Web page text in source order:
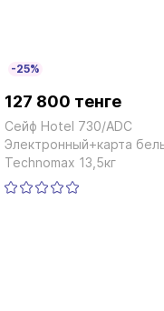
-25%
127 800 тенге
Сейф Hotel 730/ADC
Электронный+карта
Technomax 13,5кг